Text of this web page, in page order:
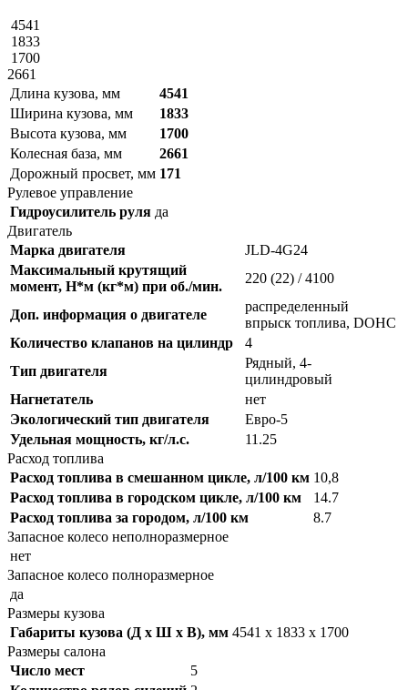
4541
1833
1700
2661
Длина кузова, мм
4541
Ширина кузова, мм
1833
Высота кузова, мм
1700
Колесная база, мм
2661
Дорожный просвет, мм 171
Рулевое управление
Гидроусилитель руля да
Двигатель
Марка двигателя
JLD-4G24
Максимальный крутящий
момент, Н*м (кг*м) при об./мин.
220 (22) / 4100
Доп. информация о двигателе
распределенный
впрыск топлива, DOHC
Количество клапанов на цилиндр
4
Тип двигателя
Рядный, 4-
цилиндровый
Нагнетатель
нет
Экологический тип двигателя
Евро-5
Удельная мощность, кг/л.с.
11.25
Расход топлива
Расход топлива в смешанном цикле, л/100 км 10,8
Расход топлива в городском цикле, л/100 км
14.7
Расход топлива за городом, л/100 км
8.7
Запасное колесо неполноразмерное
нет
Запасное колесо полноразмерное
да
Размеры кузова
Габариты кузова (Д x Ш x В), мм 4541 x 1833 x 1700
Размеры салона
Число мест
5